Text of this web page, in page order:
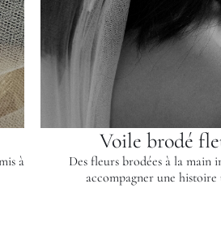
à
Voile brodé
Des fleurs brodées à la main
accompagner une